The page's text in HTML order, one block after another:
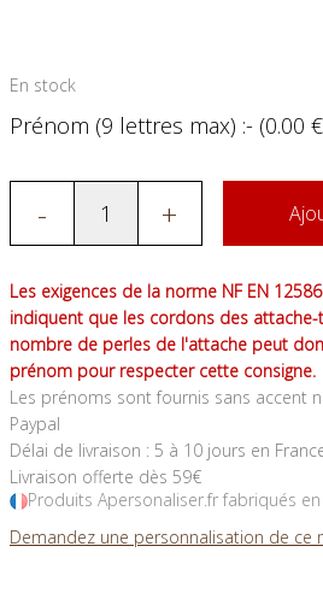
En stock
Prénom (9 lettres max) :- (0.00 €
- +
Les exigences de la norme NF EN
indiquent que les cordons des
nombre de perles de l'attache peut
prénom pour respecter cette consigne.
Les prénoms sont fournis sans accent
Paypal
Délai de livraison : 5 à 10 jours en
Livraison offerte dès 59€
Produits Apersonaliser.fr fabriqués en
Demandez une personnalisation de